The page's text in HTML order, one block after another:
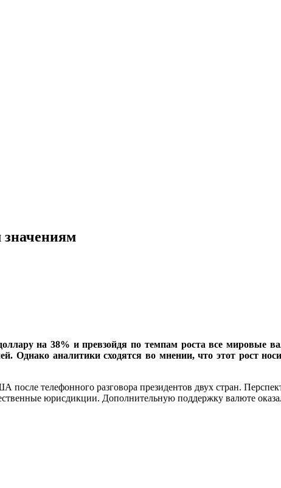
на 38% и превзойдя по темпам роста все мировые
Однако аналитики сходятся во мнении, что этот рост
телефонного разговора президентов двух стран.
юрисдикции. Дополнительную поддержку валюте